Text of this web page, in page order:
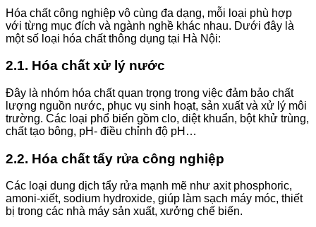
Hóa chất công nghiệp vô cùng đa dạng, mỗi loại phù hợp
với từng mục đích và ngành nghề khác nhau. Dưới đây là
một số loại hóa chất thông dụng tại Hà Nội:
2.1. Hóa chất xử lý nước
Đây là nhóm hóa chất quan trọng trong việc đảm bảo chất
lượng nguồn nước, phục vụ sinh hoạt, sản xuất và xử lý môi
trường. Các loại phổ biến gồm clo, diệt khuẩn, bột khử trùng,
chất tạo bông, pH- điều chỉnh độ pH…
2.2. Hóa chất tẩy rửa công nghiệp
Các loại dung dịch tẩy rửa mạnh mẽ như axit phosphoric,
amoni-xiết, sodium hydroxide, giúp làm sạch máy móc, thiết
bị trong các nhà máy sản xuất, xưởng chế biến.